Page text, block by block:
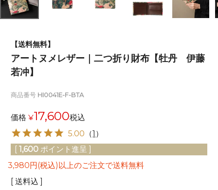
【送料無料】
アートヌメレザー｜二つ折り財布【牡丹 伊藤
若冲】
商品番号 HI0041E-F-BTA
価格 ¥17,600税込
5.00 （1 ）
[ 1,600 ポイント進呈 ]
3,980円(税込)以上のご注文で送料無料
送料込